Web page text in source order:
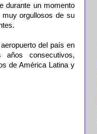
durante un momento
orgullosos de su
del país en
consecutivos,
de América Latina y